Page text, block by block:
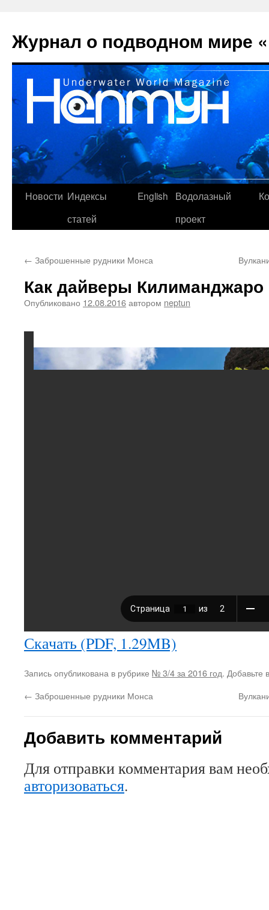
содержимому
Журнал о подводном мире
Новости Индексы
статей
English
Водолазный
проект
← Заброшенные рудники Монса
Как дайверы Килиманджаро
Опубликовано 12.08.2016автором neptun
Скачать (PDF, 1.29MB)
Запись опубликована в рубрике № 3/4 за 2016 год. Добавьте
← Заброшенные рудники Монса
Добавить комментарий
Для отправки комментария вам
авторизоваться.